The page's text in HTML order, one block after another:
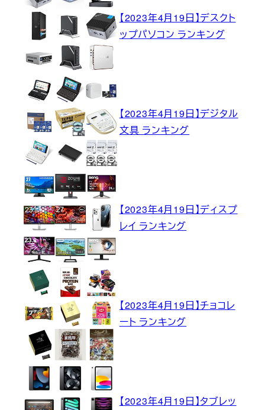
【2023年4月19日】デスクト
ップパソコン ランキング
【2023年4月19日】デジタル
文具 ランキング
【2023年4月19日】ディスプ
レイ ランキング
【2023年4月19日】チョコレ
ート ランキング
【2023年4月19日】タブレッ